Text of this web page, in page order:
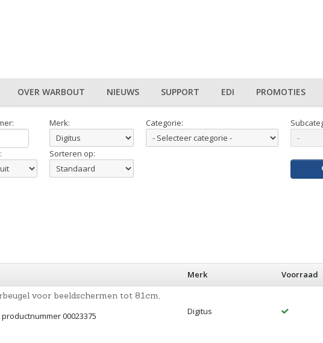
OVER WARBOUT NIEUWS SUPPORT EDI PROMOTIES
Merk: Categorie:
Sorteren op:
Merk
Voorraad
voor beeldschermen tot 81cm,
00023375
Digitus